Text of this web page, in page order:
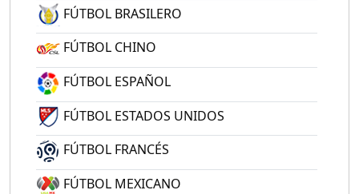
FÚTBOL BRASILERO
FÚTBOL CHINO
FÚTBOL ESPAÑOL
FÚTBOL ESTADOS UNIDOS
FÚTBOL FRANCÉS
FÚTBOL MEXICANO